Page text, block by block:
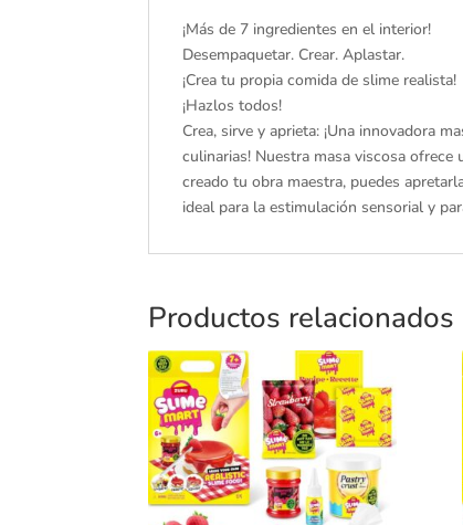
¡Más de 7 ingredientes en el interior!
Desempaquetar. Crear. Aplastar.
¡Crea tu propia comida de slime realista!
¡Hazlos todos!
Crea, sirve y aprieta: ¡Una innovadora
culinarias! Nuestra masa viscosa ofrece
creado tu obra maestra, puedes
ideal para la estimulación sensorial y
Productos relacionados